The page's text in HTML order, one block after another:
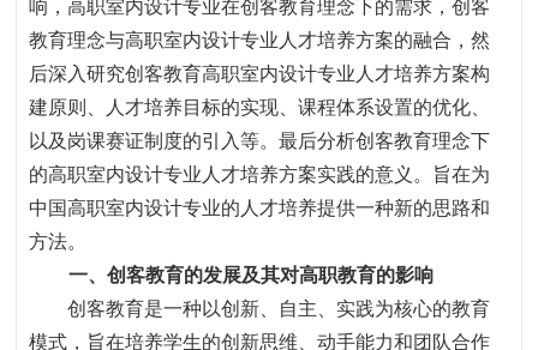
响，高职室内设计专业在创客教育理念下的需求，创客
教育理念与高职室内设计专业人才培养方案的融合，然
后深入研究创客教育高职室内设计专业人才培养方案构
建原则、人才培养目标的实现、课程体系设置的优化、
以及岗课赛证制度的引入等。最后分析创客教育理念下
的高职室内设计专业人才培养方案实践的意义。旨在为
中国高职室内设计专业的人才培养提供一种新的思路和
方法。
一、 创客教育的发展及其对高职教育的影响
创客教育是一种以创新、自主、实践为核心的教育
模式 ， 旨在培养学生的创新思维、动手能力和团队合作